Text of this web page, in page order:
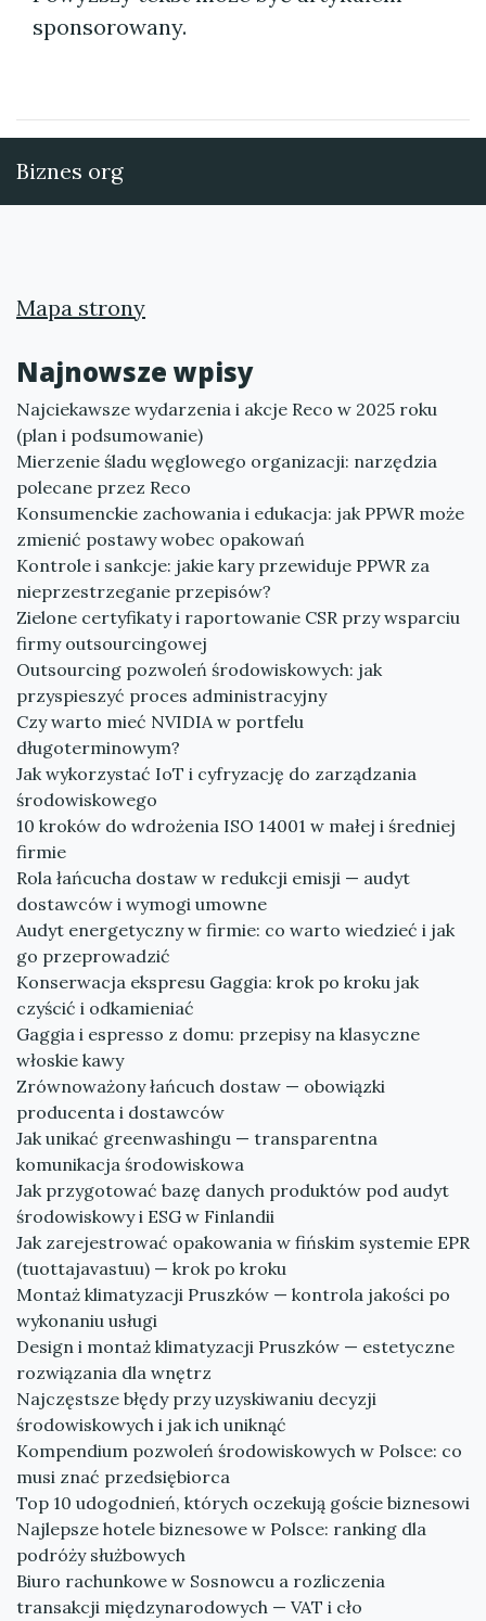
sponsorowany.
Biznes org
Mapa strony
Najnowsze wpisy
Najciekawsze wydarzenia i akcje Reco w 2025 roku
(plan i podsumowanie)
Mierzenie śladu węglowego organizacji: narzędzia
polecane przez Reco
Konsumenckie zachowania i edukacja: jak PPWR może
zmienić postawy wobec opakowań
Kontrole i sankcje: jakie kary przewiduje PPWR za
nieprzestrzeganie przepisów?
Zielone certyfikaty i raportowanie CSR przy wsparciu
firmy outsourcingowej
Outsourcing pozwoleń środowiskowych: jak
przyspieszyć proces administracyjny
Czy warto mieć NVIDIA w portfelu
długoterminowym?
Jak wykorzystać IoT i cyfryzację do zarządzania
środowiskowego
10 kroków do wdrożenia ISO 14001 w małej i średniej
firmie
Rola łańcucha dostaw w redukcji emisji — audyt
dostawców i wymogi umowne
Audyt energetyczny w firmie: co warto wiedzieć i jak
go przeprowadzić
Konserwacja ekspresu Gaggia: krok po kroku jak
czyścić i odkamieniać
Gaggia i espresso z domu: przepisy na klasyczne
włoskie kawy
Zrównoważony łańcuch dostaw — obowiązki
producenta i dostawców
Jak unikać greenwashingu — transparentna
komunikacja środowiskowa
Jak przygotować bazę danych produktów pod audyt
środowiskowy i ESG w Finlandii
Jak zarejestrować opakowania w fińskim systemie EPR
(tuottajavastuu) — krok po kroku
Montaż klimatyzacji Pruszków — kontrola jakości po
wykonaniu usługi
Design i montaż klimatyzacji Pruszków — estetyczne
rozwiązania dla wnętrz
Najczęstsze błędy przy uzyskiwaniu decyzji
środowiskowych i jak ich uniknąć
Kompendium pozwoleń środowiskowych w Polsce: co
musi znać przedsiębiorca
Top 10 udogodnień, których oczekują goście biznesowi
Najlepsze hotele biznesowe w Polsce: ranking dla
podróży służbowych
Biuro rachunkowe w Sosnowcu a rozliczenia
transakcji międzynarodowych — VAT i cło